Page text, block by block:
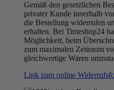
Gemäß den gesetzlichen
privater Kunde innerhalb
die Bestellung widerrufen
erhalten. Bei Timeshop24
Möglichkeit, beim
zum maximalen Zeitraum
gleichwertige Waren
Link zum online